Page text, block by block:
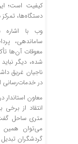
کیفیت است؛
دستگاه‌ها،
وب با اشاره
ساماندهی،
معوقات آن‌ها
شده، دیگر
ناجیان غریق
در
معاون
متری ساحل
می‌توان همین
گردشگران تبدیل